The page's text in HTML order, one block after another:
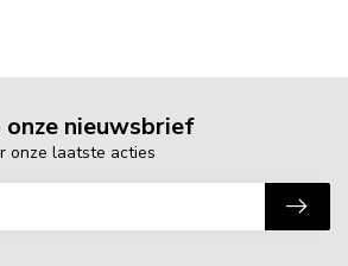
nieuwsbrief
onze laatste acties